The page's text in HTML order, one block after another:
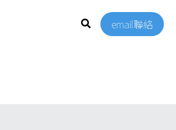
email聯絡